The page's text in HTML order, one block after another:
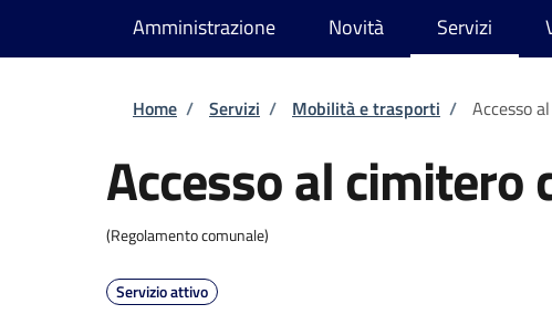
Amministrazione Novità Servizi
Briciole di pane
Home / Servizi / Mobilità e trasporti / Accesso
Accesso al cimitero
(Regolamento comunale)
Servizio attivo